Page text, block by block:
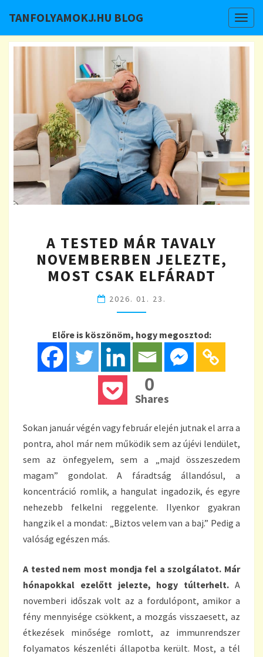
TANFOLYAMOKJ.HU BLOG
TESTED
MÁR
TAVALY
NOVEMBERBEN
ELFÁRADT
A TESTED MÁR TAVALY
NOVEMBERBEN JELEZTE,
MOST CSAK ELFÁRADT
2026. 01. 23.
Előre is köszönöm, hogy megosztod:
0
Shares
Sokan január végén vagy február elején jutnak el arra a
pontra, ahol már nem működik sem az újévi lendület,
sem az önfegyelem, sem a „majd összeszedem
magam” gondolat. A fáradtság állandósul, a
koncentráció romlik, a hangulat ingadozik, és egyre
nehezebb felkelni reggelente. Ilyenkor gyakran
hangzik el a mondat: „Biztos velem van a baj.” Pedig a
valóság egészen más.
A tested nem most mondja fel a szolgálatot. Már
hónapokkal ezelőtt jelezte, hogy túlterhelt. A
novemberi időszak volt az a fordulópont, amikor a
fény mennyisége csökkent, a mozgás visszaesett, az
étkezések minősége romlott, az immunrendszer
folyamatos készenléti állapotba került. Most, a tél